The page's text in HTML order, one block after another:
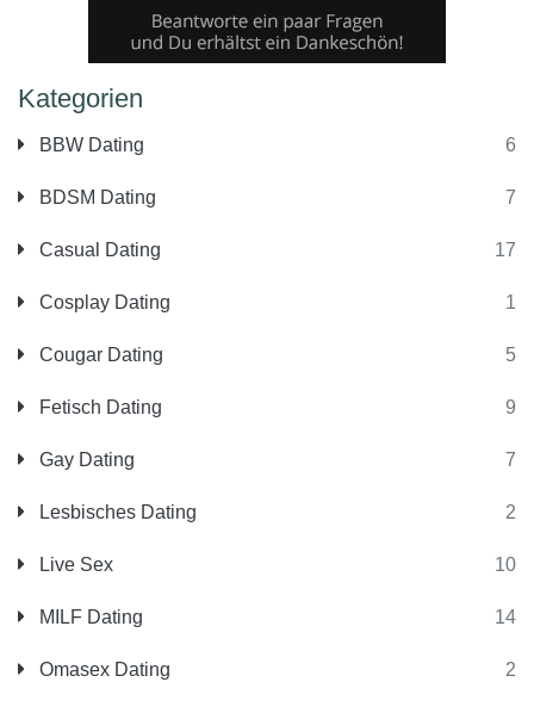
Kategorien
BBW Dating 6
BDSM Dating 7
Casual Dating 17
Cosplay Dating 1
Cougar Dating 5
Fetisch Dating 9
Gay Dating 7
Lesbisches Dating 2
Live Sex 10
MILF Dating 14
Omasex Dating 2